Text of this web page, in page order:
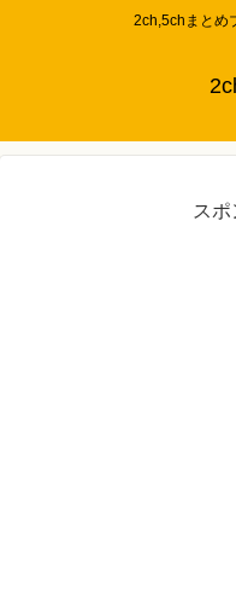
2ch,5chまとめ
スポ